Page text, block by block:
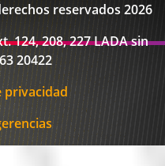
reservados 2026
124, 208, 227 LADA sin
20422
privacidad